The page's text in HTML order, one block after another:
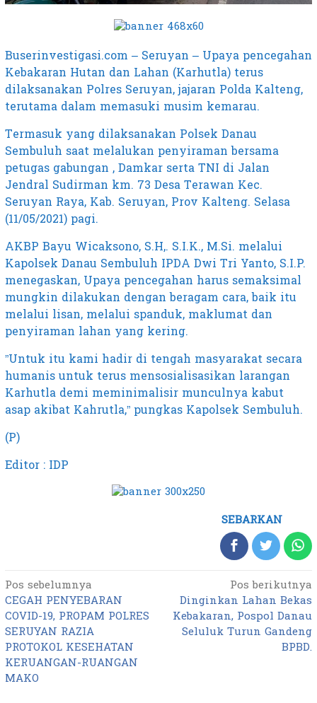
Buserinvestigasi.com – Seruyan – Upaya pencegahan
Kebakaran Hutan dan Lahan (Karhutla) terus
dilaksanakan Polres Seruyan, jajaran Polda Kalteng,
terutama dalam memasuki musim kemarau.
Termasuk yang dilaksanakan Polsek Danau
Sembuluh saat melalukan penyiraman bersama
petugas gabungan , Damkar serta TNI di Jalan
Jendral Sudirman km. 73 Desa Terawan Kec.
Seruyan Raya, Kab. Seruyan, Prov Kalteng. Selasa
(11/05/2021) pagi.
AKBP Bayu Wicaksono, S.H,. S.I.K., M.Si. melalui
Kapolsek Danau Sembuluh IPDA Dwi Tri Yanto, S.I.P.
menegaskan, Upaya pencegahan harus semaksimal
mungkin dilakukan dengan beragam cara, baik itu
melalui lisan, melalui spanduk, maklumat dan
penyiraman lahan yang kering.
”Untuk itu kami hadir di tengah masyarakat secara
humanis untuk terus mensosialisasikan larangan
Karhutla demi meminimalisir munculnya kabut
asap akibat Kahrutla,” pungkas Kapolsek Sembuluh.
(P)
Editor : IDP
SEBARKAN
Navigasi
pos
Pos sebelumnya
CEGAH PENYEBARAN
COVID-19, PROPAM POLRES
SERUYAN RAZIA
PROTOKOL KESEHATAN
KERUANGAN-RUANGAN
MAKO
Pos berikutnya
Dinginkan Lahan Bekas
Kebakaran, Pospol Danau
Seluluk Turun Gandeng
BPBD.